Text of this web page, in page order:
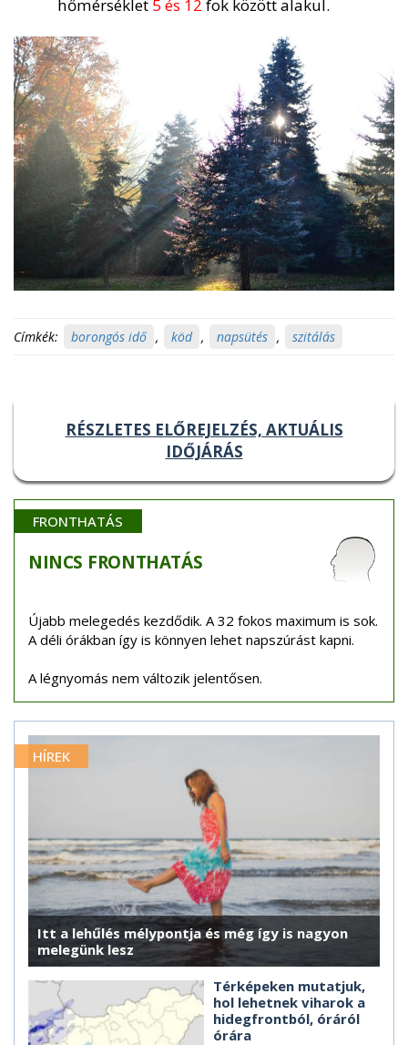
hőmérséklet 5 és 12 fok között alakul.
Címkék: borongós idő , köd , napsütés , szitálás
RÉSZLETES ELŐREJELZÉS, AKTUÁLIS
IDŐJÁRÁS
FRONTHATÁS
NINCS FRONTHATÁS
Újabb melegedés kezdődik. A 32 fokos maximum is sok.
A déli órákban így is könnyen lehet napszúrást kapni.
A légnyomás nem változik jelentősen.
HÍREK
Itt a lehűlés mélypontja és még így is nagyon
melegünk lesz
Térképeken mutatjuk,
hol lehetnek viharok a
hidegfrontból, óráról
órára